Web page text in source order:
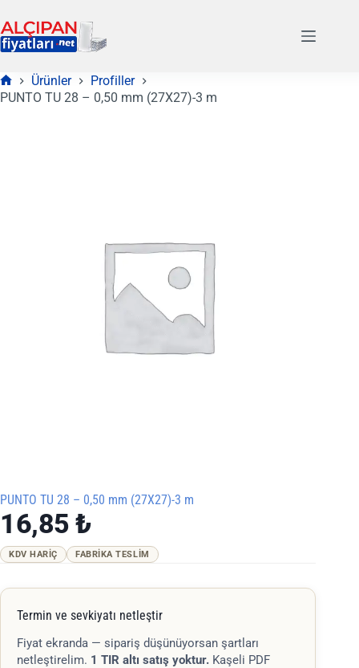
to
content
Anasayfa
Ürünler
Profiller
PUNTO TU 28 – 0,50 mm (27X27)-3 m
PUNTO TU 28 – 0,50 mm (27X27)-3 m
16,85 ₺
KDV HARIÇ FABRIKA TESLIM
Termin ve sevkiyatı netleştir
Fiyat ekranda — sipariş düşünüyorsan şartları
netleştirelim. 1 TIR altı satış yoktur. Kaşeli PDF